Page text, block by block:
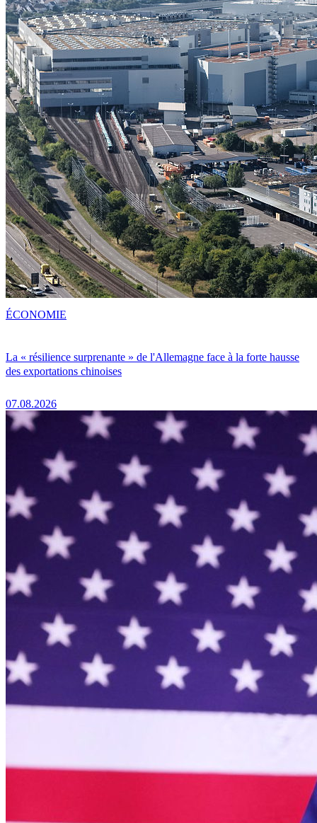
La « résilience surprenante » de l'Allemagne face à la forte hausse
des exportations chinoises
07.08.2026
ÉCONOMIE